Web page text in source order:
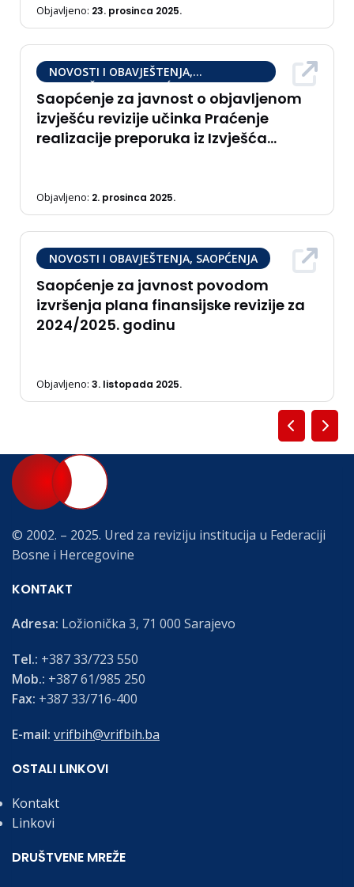
Objavljeno: 23. prosinca 2025.
NOVOSTI I OBAVJEŠTENJA,
OBAVJEŠTENJA, SAOPĆENJA
Saopćenje za javnost o objavljenom
izvješću revizije učinka Praćenje
realizacije preporuka iz Izvješća
Objavljeno: 2. prosinca 2025.
NOVOSTI I OBAVJEŠTENJA, SAOPĆENJA
Saopćenje za javnost povodom
izvršenja plana finansijske revizije za
2024/2025. godinu
Objavljeno: 3. listopada 2025.
© 2002. – 2025. Ured za reviziju institucija u Federaciji
Bosne i Hercegovine
KONTAKT
Adresa: Ložionička 3, 71 000 Sarajevo
Tel.: +387 33/723 550
Mob.: +387 61/985 250
Fax: +387 33/716-400
E-mail: vrifbih@vrifbih.ba
OSTALI LINKOVI
Kontakt
Linkovi
DRUŠTVENE MREŽE